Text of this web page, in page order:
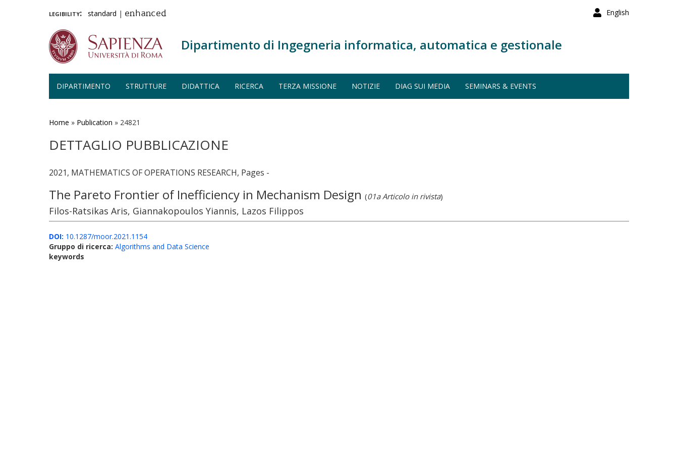
English
legibility: standard | enhanced
Dipartimento di Ingegneria informatica, automatica e gestionale
DIPARTIMENTO STRUTTURE DIDATTICA RICERCA TERZA MISSIONE NOTIZIE DIAG SUI MEDIA SEMINARS & EVENTS
Home » Publication » 24821
DETTAGLIO PUBBLICAZIONE
2021, MATHEMATICS OF OPERATIONS RESEARCH, Pages -
The Pareto Frontier of Inefficiency in Mechanism Design (01a Articolo in rivista)
Filos-Ratsikas Aris, Giannakopoulos Yiannis, Lazos Filippos
DOI: 10.1287/moor.2021.1154
Gruppo di ricerca: Algorithms and Data Science
keywords